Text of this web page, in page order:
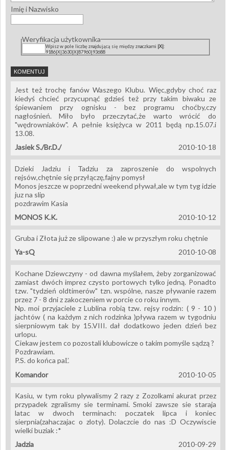
Imię i Nazwisko
Weryfikacja użytkownika
Wpisz w pole liczbę znajdującą się między znaczkami |X| :
9186|X|3630|X|87960|93688
Jest też trochę fanów Waszego Klubu. Więc,gdyby choć raz
kiedyś chcieć przycupnąć gdzieś też przy takim biwaku ze
śpiewaniem przy ognisku - bez programu choćby,czy
nagłośnień. Miło było przeczytać,że warto wrócić do
"wędrowniaków". A pełnie księżyca w 2011 będą np.15.07.i
13.08.
2010-10-18
Jasiek S./Br.D./
Dzieki Jadziu i Tadziu za zaproszenie do wspolnych
rejsów,chętnie się przyłączę,fajny pomysł
Monos jeszcze w poprzedni weekend pływał,ale w tym tyg idzie
juz na slip
pozdrawim Kasia
2010-10-12
MONOS K.K.
Gruba i Złota już ze slipowane :) ale w przyszłym roku chętnie
2010-10-08
Ya-sQ
Kochane Dziewczyny - od dawna myślałem, żeby zorganizować
zamiast dwóch imprez czysto portowych tylko jedną. Ponadto
tzw. "tydzień oldtimerów" tzn. wspólne, nasze pływanie razem
przez 7 - 8 dni z zakoczeniem w porcie co roku innym.
Np. moi przyjaciele z Lublina robią tzw. rejsy rodzin: ( 9 - 10 )
jachtów ( na każdym z nich rodzinka )pływa razem w tygodniu
sierpniowym tak by 15.VIII. dał dodatkowo jeden dzień bez
urlopu.
Ciekaw jestem co pozostali klubowicze o takim pomyśle sądzą ?
Pozdrawiam.
P.S. do końca paĽ
2010-10-05
Komandor
Kasiu, w tym roku plywalismy 2 razy z Zozolkami akurat przez
przypadek zgralismy sie terminami. Smoki zawsze sie staraja
latac w dwoch terminach: poczatek lipca i koniec
sierpnia(zahaczajac o zloty). Dolaczcie do nas :D Oczywiscie
wielki buziak :*
2010-09-29
Jadzia